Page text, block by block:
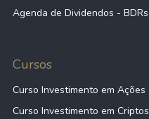
Agenda de Dividendos - BDRs
Cursos
Curso Investimento em Ações
Curso Investimento em Criptos